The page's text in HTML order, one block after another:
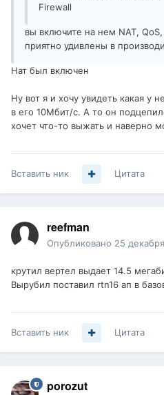
Firewall
вы включите на нем NAT,
приятно удивлены в
Нат был включен
Ну вот я и хочу увидеть какая у
в его 10Мбит/с. А то он
хочет что-то выжать и наверно
Вставить ник Цитата
reefman
Опубликовано 25
крутил вертел выдает 14.5
Вырубил поставил rtn16 ап в
Вставить ник Цитата
porozut